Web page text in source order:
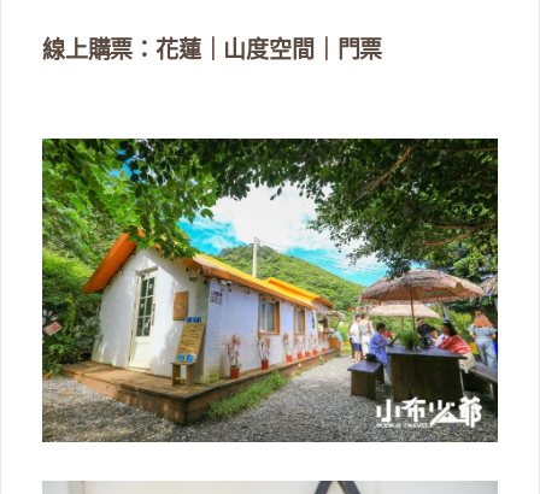
線上購票：花蓮｜山度空間｜門票